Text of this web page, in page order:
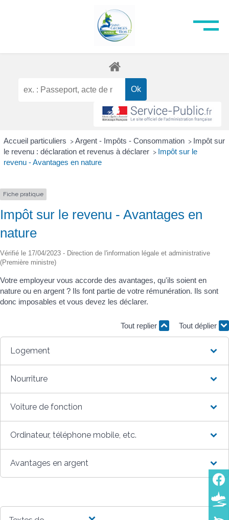
Accueil particuliers > Argent - Impôts - Consommation > Impôt sur
le revenu : déclaration et revenus à déclarer > Impôt sur le
revenu - Avantages en nature
Fiche pratique
Impôt sur le revenu - Avantages en
nature
Vérifié le 17/04/2023 - Direction de l'information légale et administrative
(Première ministre)
Votre employeur vous accorde des avantages, qu'ils soient en
nature ou en argent ? Ils font partie de votre rémunération. Ils sont
donc imposables et vous devez les déclarer.
Tout replier Tout déplier
Logement
Nourriture
Voiture de fonction
Ordinateur, téléphone mobile, etc.
Avantages en argent